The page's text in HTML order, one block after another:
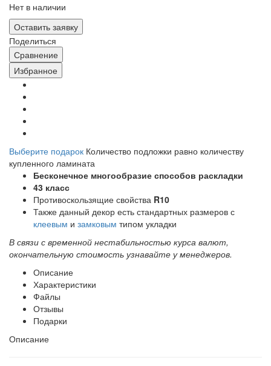
Нет в наличии
Оставить заявку
Поделиться
Сравнение
Избранное
Выберите подарок Количество подложки равно количеству
купленного ламината
Бесконечное многообразие способов раскладки
43 класс
Противоскользящие свойства R10
Также данный декор есть стандартных размеров с
клеевым и замковым типом укладки
В связи с временной нестабильностью курса валют,
окончательную стоимость узнавайте у менеджеров.
Описание
Характеристики
Файлы
Отзывы
Подарки
Описание